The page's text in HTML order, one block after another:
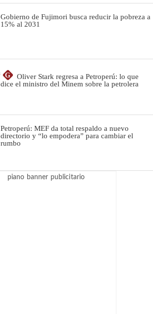
Gobierno de Fujimori busca reducir la pobreza a
15% al 2031
G
Oliver Stark regresa a Petroperú: lo que
dice el ministro del Minem sobre la petrolera
Petroperú: MEF da total respaldo a nuevo
directorio y “lo empodera” para cambiar el
rumbo